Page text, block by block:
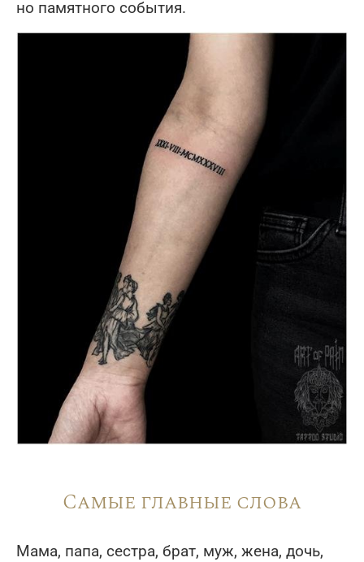
но памятного события.
Самые главные слова
Мама, папа, сестра, брат, муж, жена, дочь,